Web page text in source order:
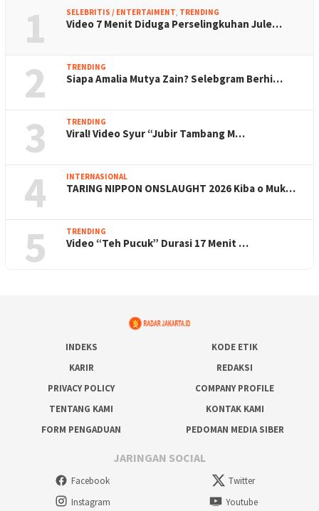
1 SELEBRITIS / ENTERTAIMENT, TRENDING
Video 7 Menit Diduga Perselingkuhan Jule…
2 TRENDING
Siapa Amalia Mutya Zain? Selebgram Berhi…
3 TRENDING
Viral! Video Syur “Jubir Tambang M…
4 INTERNASIONAL
TARING NIPPON ONSLAUGHT 2026 Kiba o Muk…
5 TRENDING
Video “Teh Pucuk” Durasi 17 Menit …
INDEKS
KODE ETIK
KARIR
REDAKSI
PRIVACY POLICY
COMPANY PROFILE
TENTANG KAMI
KONTAK KAMI
FORM PENGADUAN
PEDOMAN MEDIA SIBER
JARINGAN SOCIAL
Facebook
Twitter
Instagram
Youtube